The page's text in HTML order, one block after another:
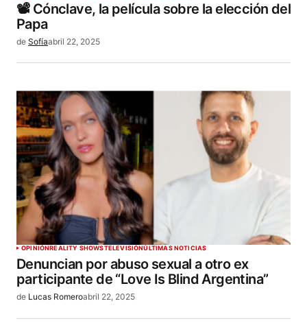
📽️ Cónclave, la película sobre la elección del
Papa
de Sofíaabril 22, 2025
OPINIÓNREALITY SHOWSTELEVISIÓNÚLTIMAS NOTICIAS
Denuncian por abuso sexual a otro ex
participante de “Love Is Blind Argentina”
de Lucas Romeroabril 22, 2025